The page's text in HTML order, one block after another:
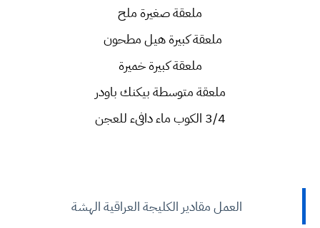
ملعقة صغيرة ملح
ملعقة كبيرة هيل مطحون
ملعقة كبيرة خميرة
ملعقة متوسطة بيكنك باودر
3/4 الكوب ماء دافىء للعجن
العمل مقادير الكليجة العراقية الهشة